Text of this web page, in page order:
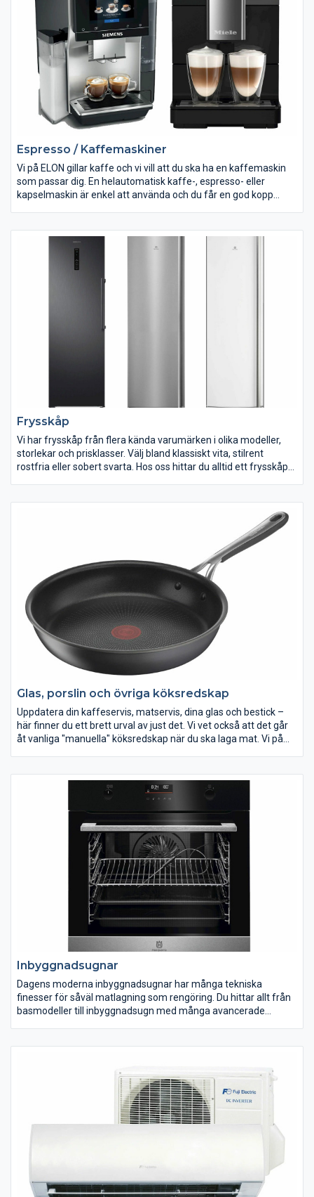
Espresso / Kaffemaskiner
Vi på ELON gillar kaffe och vi vill att du ska ha en kaffemaskin
som passar dig. En helautomatisk kaffe-, espresso- eller
kapselmaskin är enkel att använda och du får en god kopp
Med hjälp av en kaffemaskin, espressomaskin eller
kapselmaskin kan du servera dig själv och dina gäster
Frysskåp
Vi har frysskåp från flera kända varumärken i olika modeller,
storlekar och prisklasser. Välj bland klassiskt vita, stilrent
rostfria eller sobert svarta. Hos oss hittar du alltid ett frysskåp
När du ska köpa frys finns det en del råd att ta till för att hitta
den som passar dig allra bäst. Generella råd är att du alltid ska
utgå från dina matvanor, mäta upp utrymmet frysen ska stå på
och bestämma åt vilket håll dörren ska öppnas.
Det är smidigt att välja ett frysskåp med automatisk
avfrostning. Idag har de allra flesta frysskåp automatisk
avfrostning, men det kan vara bra att kontrollera att frysen du
funderar på att köpa har det så du slipper det tråkiga jobbet
med att avfrosta den själv.
Glas, porslin och övriga köksredskap
Uppdatera din kaffeservis, matservis, dina glas och bestick –
här finner du ett brett urval av just det. Vi vet också att det går
åt vanliga "manuella" köksredskap när du ska laga mat. Vi på
lyckas i köket!
Inbyggnadsugnar
Dagens moderna inbyggnadsugnar har många tekniska
finesser för såväl matlagning som rengöring. Du hittar allt från
basmodeller till inbyggnadsugn med många avancerade